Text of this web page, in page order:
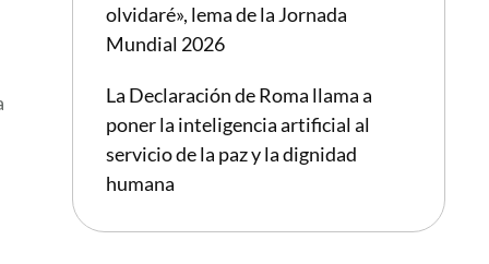
olvidaré», lema de la Jornada
Mundial 2026
La Declaración de Roma llama a
poner la inteligencia artificial al
servicio de la paz y la dignidad
humana